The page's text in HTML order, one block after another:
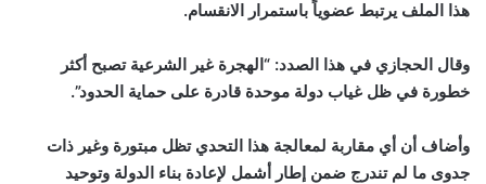
هذا الملف يرتبط عضوياً باستمرار الانقسام.
وقال الحجازي في هذا الصدد: “الهجرة غير الشرعية تصبح أكثر
خطورة في ظل غياب دولة موحدة قادرة على حماية الحدود”.
وأضاف أن أي مقاربة لمعالجة هذا التحدي تظل مبتورة وغير ذات
جدوى ما لم تندرج ضمن إطار أشمل لإعادة بناء الدولة وتوحيد